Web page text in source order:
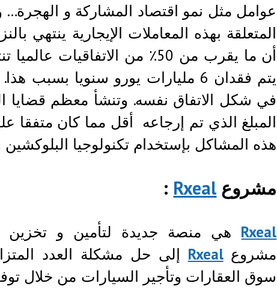
عوامل مثل نمو اقتصاد المشاركة و
المتعلقة بهذه المعاملات الإيجارية ينتهي
أن ما يقرب من 50٪ من
يتم فقدان 6 مليارات يورو سنويا
في شكل الاتفاق نفسه. وتنشأ معظم قضايا
المبلغ الذي تم إرجاعه أقل مما كان
هذه المشاكل بإستخدام تكنولوجيا البلوكشين
مشروع Rxeal
:
Rxeal هي منصة جديدة لتأمين و تخزين
مشروعRxeal إلى حل مشكلة العدد
سوق العقارات وتأجير السيارات من خلال